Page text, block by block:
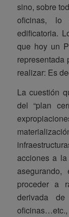
sino, sobre
oficinas, lo
edificatoria.
que hoy un
realizar: Es
La cuestión
del “plan
acciones a
proceder a
derivada